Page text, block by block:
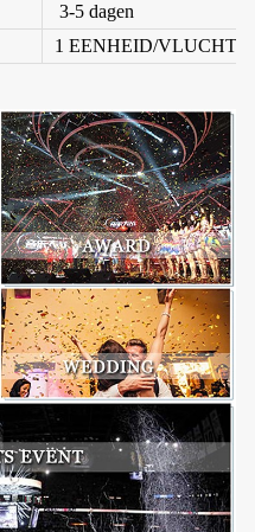
3-5 dagen
1 EENHEID/